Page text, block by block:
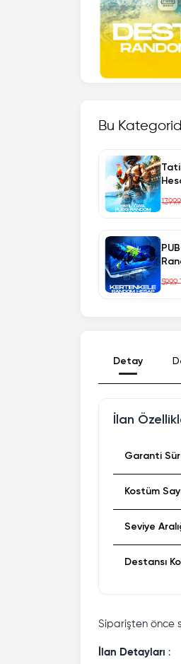
Bu
599.9
Detay
İlan
Garanti
Kostüm
Seviye
Destansı
Siparişten önce
İlan Detayları :